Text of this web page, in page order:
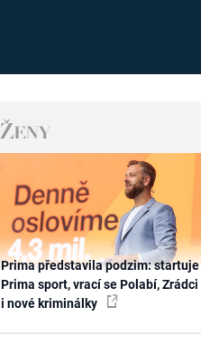
Prima představila podzim: startuje
Prima sport, vrací se Polabí, Zrádci
i nové kriminálky